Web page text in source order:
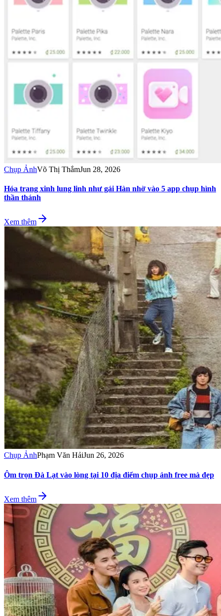
Chụp ẢnhVõ Thị ThắmJun 28, 2026
Hóa trang xinh lung linh như gái Hàn nhờ vào 5 app chụp hình
thần thánh
Xem thêm
Chụp ẢnhPhạm Văn HảiJun 26, 2026
Ôm trọn Đà Lạt vào lòng tại 10 địa điểm chụp ảnh free mà đẹp
Xem thêm